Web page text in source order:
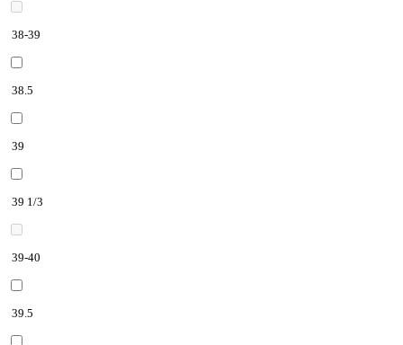
38-39
38.5
39
39 1/3
39-40
39.5